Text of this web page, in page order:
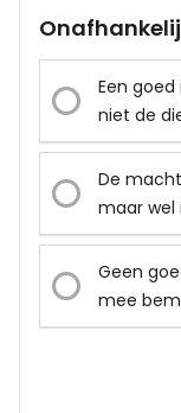
Een
niet de
De
maar wel
Geen
mee